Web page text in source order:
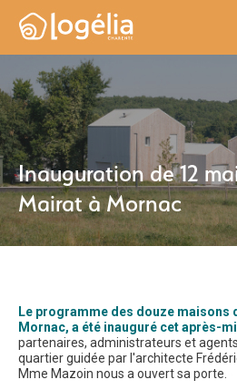
Inauguration de 12
Mairat à Mornac
Le programme des douze maisons
Mornac, a été inauguré cet après-
partenaires, administrateurs et
quartier guidée par l'architecte
Mme Mazoin nous a ouvert sa porte.